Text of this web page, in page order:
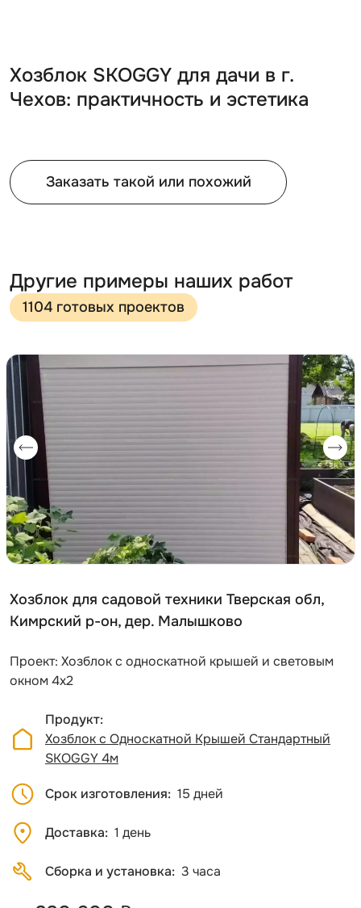
Хозблок SKOGGY для дачи в г.
Чехов: практичность и эстетика
Заказать такой или похожий
Другие примеры наших работ
1104 готовых проектов
Хозблок для садовой техники Тверская обл,
Кимрский р-он, дер. Малышково
Проект: Хозблок с односкатной крышей и световым
окном 4х2
Продукт
Хозблок с Односкатной Крышей Стандартный
SKOGGY 4м
Срок изготовления 15 дней
Доставка 1 день
Сборка и установка 3 часа